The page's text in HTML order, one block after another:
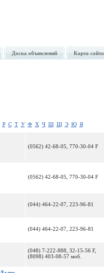
Доска объявлений Карта сайта
Р С Т У Ф Х Ч Ш Щ Э Ю Я
(0562) 42-68-05, 770-30-04 F
(0562) 42-68-05, 770-30-04 F
(044) 464-22-07, 223-96-81
(044) 464-22-07, 223-96-81
(048) 7-222-888, 32-15-56 F,
(8098) 403-08-57 моб.